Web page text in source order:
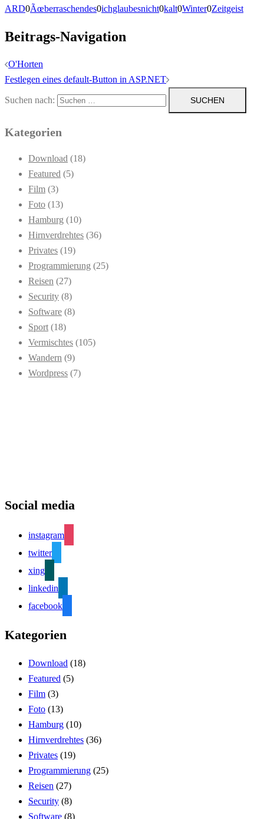
ARD0Ãœberraschendes0ichglaubesnicht0kalt0Winter0Zeitgeist
Beitrags-Navigation
O'Horten
Festlegen eines default-Button in ASP.NET
Suchen nach:
Kategorien
Download (18)
Featured (5)
Film (3)
Foto (13)
Hamburg (10)
Hirnverdrehtes (36)
Privates (19)
Programmierung (25)
Reisen (27)
Security (8)
Software (8)
Sport (18)
Vermischtes (105)
Wandern (9)
Wordpress (7)
Social media
instagram
twitter
xing
linkedin
facebook
Kategorien
Download (18)
Featured (5)
Film (3)
Foto (13)
Hamburg (10)
Hirnverdrehtes (36)
Privates (19)
Programmierung (25)
Reisen (27)
Security (8)
Software (8)